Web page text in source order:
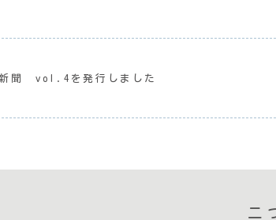
新聞 vol.4を発行しました
二